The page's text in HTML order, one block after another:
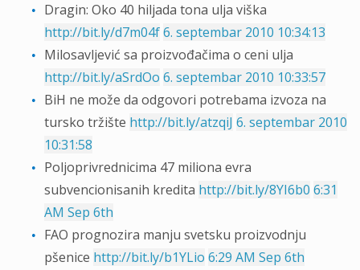
Dragin: Oko 40 hiljada tona ulja viška
http://bit.ly/d7m04f6. septembar 2010 10:34:13
Milosavljević sa proizvođačima o ceni ulja
http://bit.ly/aSrdOo 6. septembar 2010 10:33:57
BiH ne može da odgovori potrebama izvoza na
tursko tržište http://bit.ly/atzqiJ 6. septembar 2010
10:31:58
Poljoprivrednicima 47 miliona evra
subvencionisanih kredita http://bit.ly/8YI6b0 6:31
AM Sep 6th
FAO prognozira manju svetsku proizvodnju
pšenice http://bit.ly/b1YLio 6:29 AM Sep 6th